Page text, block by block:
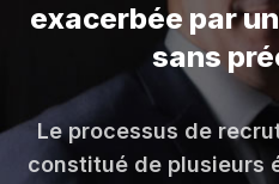
exacerbée par
sans
Le processus de
constitué de plusieurs